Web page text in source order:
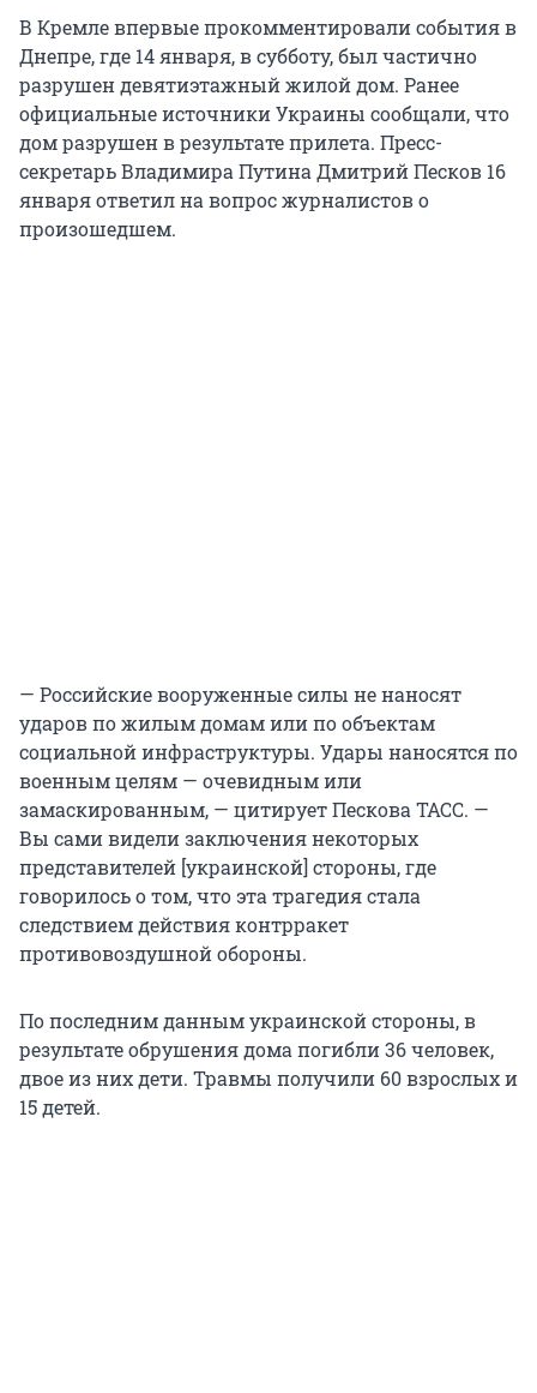
В Кремле впервые прокомментировали события в
Днепре, где 14 января, в субботу, был частично
разрушен девятиэтажный жилой дом. Ранее
официальные источники Украины сообщали, что
дом разрушен в результате прилета. Пресс-
секретарь Владимира Путина Дмитрий Песков 16
января ответил на вопрос журналистов о
произошедшем.
— Российские вооруженные силы не наносят
ударов по жилым домам или по объектам
социальной инфраструктуры. Удары наносятся по
военным целям — очевидным или
замаскированным, — цитирует Пескова ТАСС. —
Вы сами видели заключения некоторых
представителей [украинской] стороны, где
говорилось о том, что эта трагедия стала
следствием действия контрракет
противовоздушной обороны.
По последним данным украинской стороны, в
результате обрушения дома погибли 36 человек,
двое из них дети. Травмы получили 60 взрослых и
15 детей.